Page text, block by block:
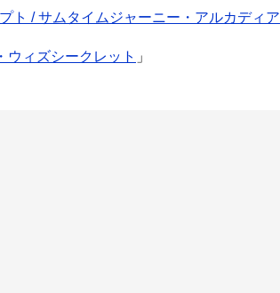
ト / サムタイムジャーニー・アルカディア
ウィズシークレット 」